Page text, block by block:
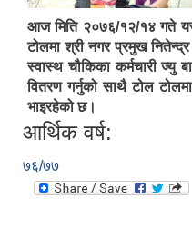
आज मिति २०७६/१२/१४ गते यस
टोलमा श्री नगर प्रमुख नितेन्द्र
स्वास्थ चौकिका कर्मचारी ज्यु
वितरण गर्नुको साथै टोल
भाइरहेको छ।
आर्थिक वर्ष:
७६/७७